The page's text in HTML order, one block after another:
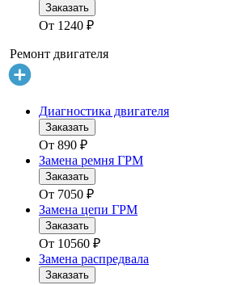
Заказать
От 1240 ₽
Ремонт двигателя
Диагностика двигателя
Заказать
От 890 ₽
Замена ремня ГРМ
Заказать
От 7050 ₽
Замена цепи ГРМ
Заказать
От 10560 ₽
Замена распредвала
Заказать